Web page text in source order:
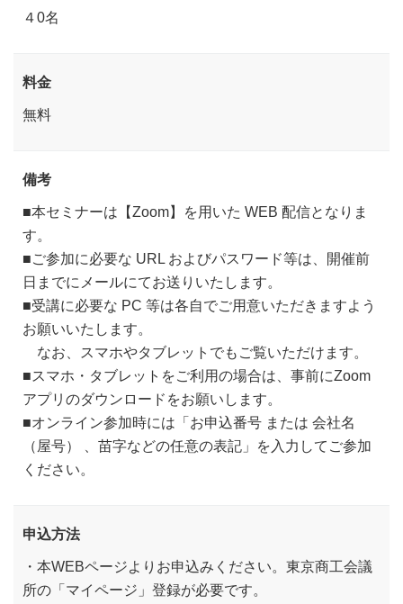
４0名
料金
無料
備考
■本セミナーは【Zoom】を用いた WEB 配信となりま
す。
■ご参加に必要な URL およびパスワード等は、開催前
日までにメールにてお送りいたします。
■受講に必要な PC 等は各自でご用意いただきますよう
お願いいたします。
なお、スマホやタブレットでもご覧いただけます。
■スマホ・タブレットをご利用の場合は、事前にZoom
アプリのダウンロードをお願いします。
■オンライン参加時には「お申込番号 または 会社名
（屋号） 、苗字などの任意の表記」を入力してご参加
ください。
申込方法
・本WEBページよりお申込みください。東京商工会議
所の「マイページ」登録が必要です。